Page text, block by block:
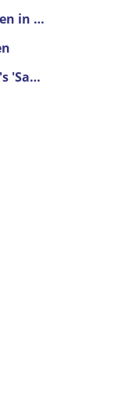
Beste Prestatie Rijscholen in de Buurt van San Francisco
Doja Cat en Nicki Minaj's 'Say So' Liedtekst